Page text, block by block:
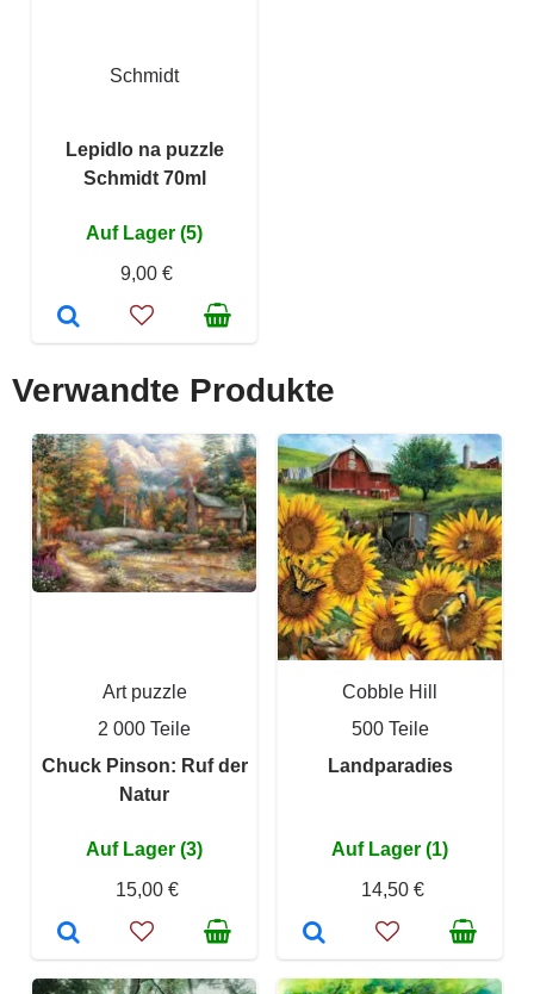
Schmidt
Lepidlo na puzzle
Schmidt 70ml
Auf Lager (5)
9,00 €
Verwandte Produkte
Art puzzle
2 000 Teile
Chuck Pinson: Ruf der
Natur
Auf Lager (3)
15,00 €
Cobble Hill
500 Teile
Landparadies
Auf Lager (1)
14,50 €